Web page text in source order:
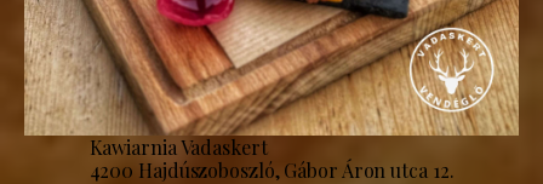
Kawiarnia Vadaskert
4200 Hajdúszoboszló, Gábor Áron utca 12.